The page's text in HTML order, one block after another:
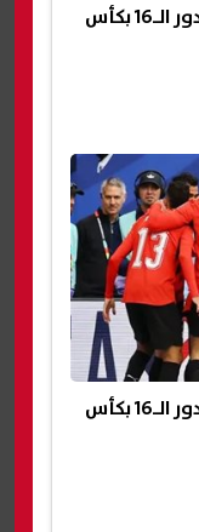
موعد مباراة مصر والأرجنتين في دور الـ16 بكأس
موعد مباراة مصر والأرجنتين في دور الـ16 بكأس